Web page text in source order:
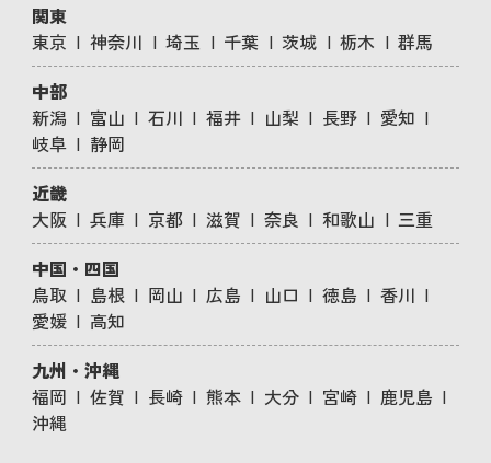
関東
東京
神奈川 埼玉 千葉 茨城 栃木
群馬
中部
新潟
富山 石川 福井 山梨 長野
愛知
岐阜
静岡
近畿
大阪
兵庫 京都 滋賀 奈良 和歌山
三重
中国・四国
鳥取
島根 岡山 広島 山口 徳島
香川
愛媛
高知
九州・沖縄
福岡
佐賀 長崎 熊本 大分 宮崎
鹿児島
沖縄